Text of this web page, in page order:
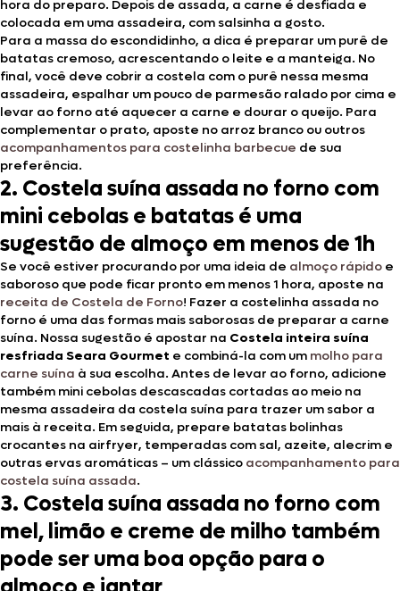
hora do preparo. Depois de assada, a carne é desfiada e
colocada em uma assadeira, com salsinha a gosto.
Para a massa do escondidinho, a dica é preparar um purê de
batatas cremoso, acrescentando o leite e a manteiga. No
final, você deve cobrir a costela com o purê nessa mesma
assadeira, espalhar um pouco de parmesão ralado por cima e
levar ao forno até aquecer a carne e dourar o queijo. Para
complementar o prato, aposte no arroz branco ou outros
acompanhamentos para costelinha barbecue de sua
preferência.
2. Costela suína assada no forno com
mini cebolas e batatas é uma
sugestão de almoço em menos de 1h
Se você estiver procurando por uma ideia de almoço rápido e
saboroso que pode ficar pronto em menos 1 hora, aposte na
receita de Costela de Forno! Fazer a costelinha assada no
forno é uma das formas mais saborosas de preparar a carne
suína. Nossa sugestão é apostar na Costela inteira suína
resfriada Seara Gourmet e combiná-la com um molho para
carne suína à sua escolha. Antes de levar ao forno, adicione
também mini cebolas descascadas cortadas ao meio na
mesma assadeira da costela suína para trazer um sabor a
mais à receita. Em seguida, prepare batatas bolinhas
crocantes na airfryer, temperadas com sal, azeite, alecrim e
outras ervas aromáticas – um clássico acompanhamento para
costela suína assada.
3. Costela suína assada no forno com
mel, limão e creme de milho também
pode ser uma boa opção para o